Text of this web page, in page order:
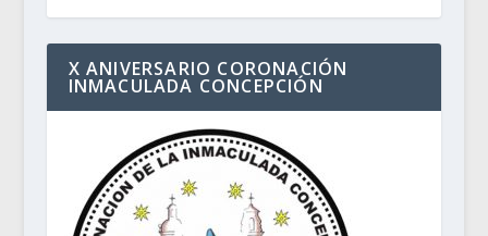
X ANIVERSARIO CORONACIÓN
INMACULADA CONCEPCIÓN